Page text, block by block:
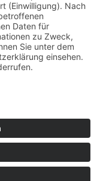
der zuverlässigste
Ihr Vertrauen zu